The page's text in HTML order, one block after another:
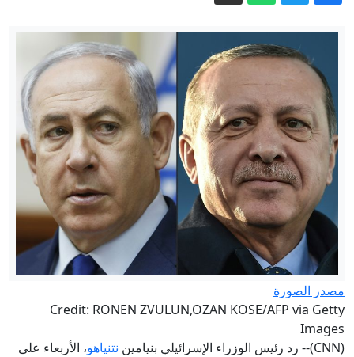
بالمثل” وتبدأ بتفتيش المسافرين الإيطاليين
اتهمت جهات رسمية بفتح الحدود..
تصريحات تقود مرشحة للهجرة السرية إلى
القضاء
تصريحات عن “فتح الحدود” تقود مرشحة
للهجرة إلى التحقيق القضائي بالعرائش
مجلس حقوق الإنسان: الهجرة الجماعية نحو
سبتة ومليلية لا يمكن اختزالها في الفقر
والهشاشة
صفعة جديدة للجزائر.. كولومبيا تعترف
بسيادة المغرب على صحرائه
منع وتفتيش واستجواب.. تضييقات إسبانية
تطال طاقم دوزيم في سبتة المحتلة
مصدر الصورة
Credit: RONEN ZVULUN,OZAN KOSE/AFP via Getty
Images
(CNN)-- رد رئيس الوزراء الإسرائيلي بنيامين
نتنياهو، الأربعاء على